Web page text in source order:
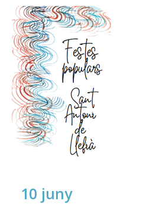
content
10 juny